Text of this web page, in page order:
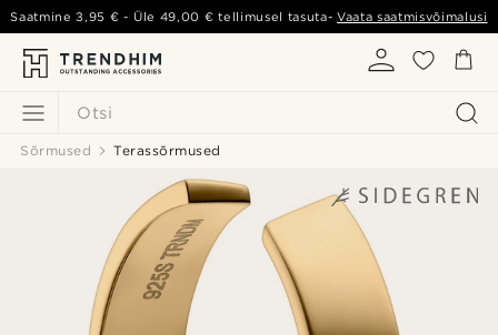
Otsi
Saatmine3,95 € - Üle 49,00 € tellimusel tasuta-Vaata saatmisvõimalusi
Sõrmused Terassõrmused